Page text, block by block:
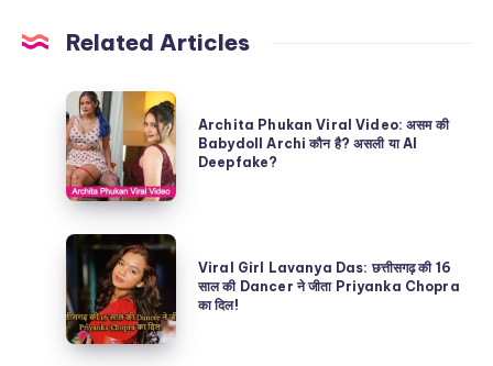
Related Articles
Archita
Phukan
Viral
Video:
की
Babydoll
Archi
कौन
Archita Phukan Viral Video: असम की
Babydoll Archi कौन है? असली या AI
Deepfake?
Viral
Girl
Lavanya
Das:
Viral Girl Lavanya Das: छत्तीसगढ़ की 16
साल की Dancer ने जीता Priyanka Chopra
का दिल!